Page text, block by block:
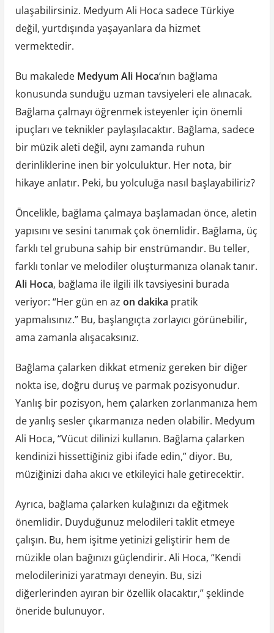
ulaşabilirsiniz. Medyum Ali Hoca sadece Türkiye
değil, yurtdışında yaşayanlara da hizmet
vermektedir.
Bu makalede Medyum Ali Hoca‘nın bağlama
konusunda sunduğu uzman tavsiyeleri ele alınacak.
Bağlama çalmayı öğrenmek isteyenler için önemli
ipuçları ve teknikler paylaşılacaktır. Bağlama, sadece
bir müzik aleti değil, aynı zamanda ruhun
derinliklerine inen bir yolculuktur. Her nota, bir
hikaye anlatır. Peki, bu yolculuğa nasıl başlayabiliriz?
Öncelikle, bağlama çalmaya başlamadan önce, aletin
yapısını ve sesini tanımak çok önemlidir. Bağlama, üç
farklı tel grubuna sahip bir enstrümandır. Bu teller,
farklı tonlar ve melodiler oluşturmanıza olanak tanır.
Ali Hoca, bağlama ile ilgili ilk tavsiyesini burada
veriyor: “Her gün en az on dakika pratik
yapmalısınız.” Bu, başlangıçta zorlayıcı görünebilir,
ama zamanla alışacaksınız.
Bağlama çalarken dikkat etmeniz gereken bir diğer
nokta ise, doğru duruş ve parmak pozisyonudur.
Yanlış bir pozisyon, hem çalarken zorlanmanıza hem
de yanlış sesler çıkarmanıza neden olabilir. Medyum
Ali Hoca, “Vücut dilinizi kullanın. Bağlama çalarken
kendinizi hissettiğiniz gibi ifade edin,” diyor. Bu,
müziğinizi daha akıcı ve etkileyici hale getirecektir.
Ayrıca, bağlama çalarken kulağınızı da eğitmek
önemlidir. Duyduğunuz melodileri taklit etmeye
çalışın. Bu, hem işitme yetinizi geliştirir hem de
müzikle olan bağınızı güçlendirir. Ali Hoca, “Kendi
melodilerinizi yaratmayı deneyin. Bu, sizi
diğerlerinden ayıran bir özellik olacaktır,” şeklinde
öneride bulunuyor.